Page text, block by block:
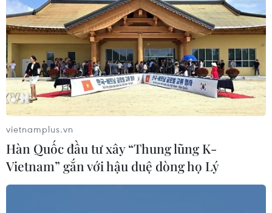
Bắc Bộ nắng nóng và nắng nóng gay gắt,
có nơi trên 39 độ C
17/05/2023 10:32
Ngày 18/5, phía Đông Bắc Bộ và thủ đô Hà Nội ngày
nắng nóng và nắng nóng gay gắt, có nơi đặc biệt gay
gắt, nhiệt độ cao nhất 36-39 độ C, có nơi trên 39 độ C.
vietnamplus.vn
Hàn Quốc đầu tư xây “Thung lũng K-
Vietnam” gắn với hậu duệ dòng họ Lý